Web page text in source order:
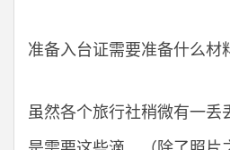
准备入台证需要准备什么材
虽然各个旅行社稍微有一